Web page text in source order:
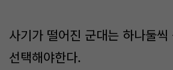
사기가 떨어진 군대는 하나둘
선택해야한다.